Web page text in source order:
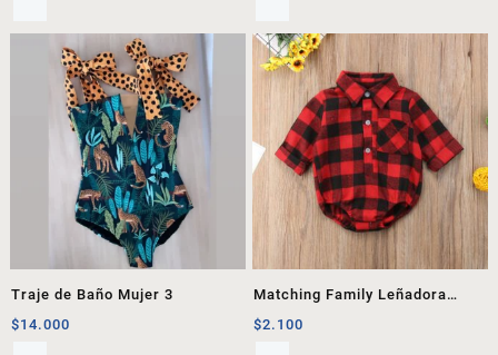
Traje de Baño Mujer 3
$14.000
Matching Family Leñadora
Guagua
$2.100